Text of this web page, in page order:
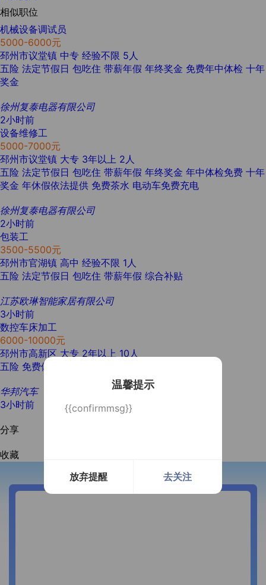
相似职位
机械设备调试员
5000-6000元
邳州市议堂镇 中专 经验不限 5人
五险 法定节假日 包吃住 带薪年假 年终奖金 免费年中体检 十年
奖金
徐州复泰电器有限公司
2小时前
设备维修工
5000-7000元
邳州市议堂镇 大专 3年以上 2人
五险 法定节假日 包吃住 带薪年假 年终奖金 年中体检免费 十年
奖金 年休假依法提供 免费茶水 电动车免费充电
徐州复泰电器有限公司
2小时前
包装工
3500-5500元
邳州市官湖镇 高中 经验不限 1人
五险 法定节假日 包吃住 带薪年假 综合补贴
江苏欧琳智能家居有限公司
3小时前
数控车床加工
6000-10000元
邳州市高新区 大专 2年以上 10人
五险 免费体检
华邦汽车
3小时前
分享
收藏
温馨提示
{{confirmmsg}}
放弃提醒 去关注